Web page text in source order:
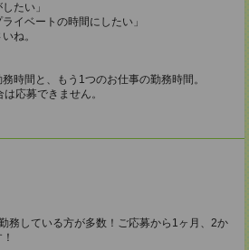
たい」
イベートの時間にしたい」
ね。
時間と、もう1つのお仕事の勤務時間。
応募できません。
務している方が多数！ご応募から1ヶ月、2か